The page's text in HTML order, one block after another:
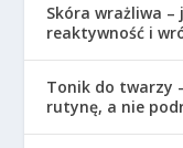
Skóra wrażliwa
reaktywność i
Tonik do twarzy
rutynę, a nie